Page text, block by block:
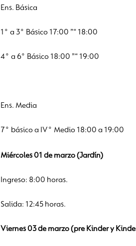
Ens. Básica
1° a 3° Básico 17:00 ”“ 18:00
4° a 6° Básico 18:00 ”“ 19:00
Ens. Media
7° básico a IV° Medio 18:00 a 19:00
Miércoles 01 de marzo (Jardín)
Ingreso: 8:00 horas.
Salida: 12:45 horas.
Viernes 03 de marzo (pre Kinder y